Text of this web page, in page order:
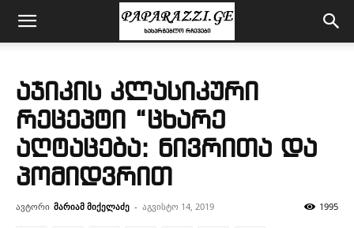
აჯიკის კლასიკური
რეცეპტი “ცხარე
აღტაცება: ნივრითა და
პომიდვრით
ავტორი მარიამ მიქელაძე - აგვისტო 14, 2019 1995